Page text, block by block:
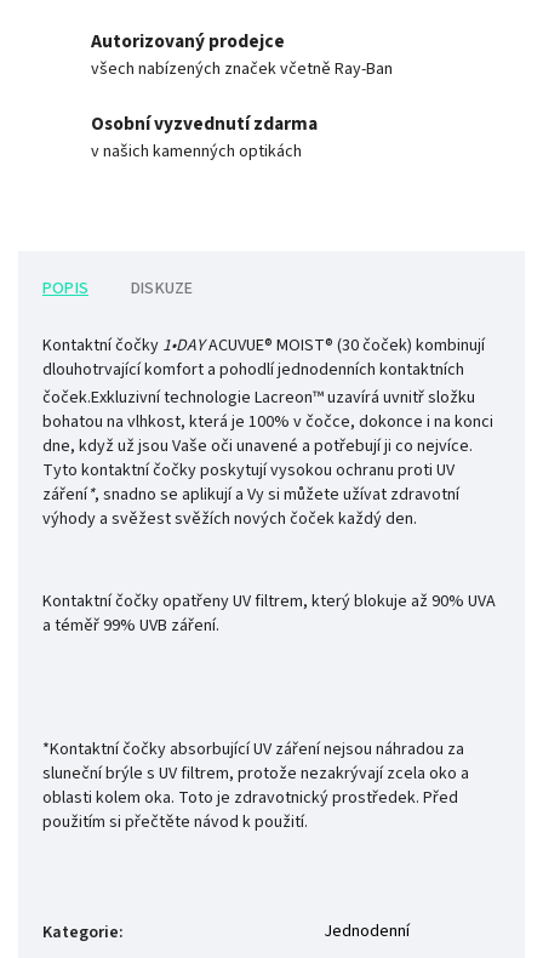
Autorizovaný prodejce
všech nabízených značek včetně Ray-Ban
Osobní vyzvednutí zdarma
v našich kamenných optikách
POPIS DISKUZE
Kontaktní čočky 1•DAYACUVUE® MOIST® (30 čoček) kombinují
dlouhotrvající komfort a pohodlí jednodenních kontaktních
čoček.Exkluzivní technologie Lacreon™ uzavírá uvnitř složku
bohatou na vlhkost, která je 100% v čočce, dokonce i na konci
dne, když už jsou Vaše oči unavené a potřebují ji co nejvíce.
Tyto kontaktní čočky poskytují vysokou ochranu proti UV
záření*, snadno se aplikují a Vy si můžete užívat zdravotní
výhody a svěžest svěžích nových čoček každý den.
Kontaktní čočky opatřeny UV filtrem, který blokuje až 90% UVA
a téměř 99% UVB záření.
*Kontaktní čočky absorbující UV záření nejsou náhradou za
sluneční brýle s UV filtrem, protože nezakrývají zcela oko a
oblasti kolem oka. Toto je zdravotnický prostředek. Před
použitím si přečtěte návod k použití.
Kategorie:
Jednodenní